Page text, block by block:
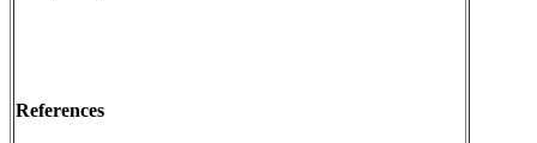
References